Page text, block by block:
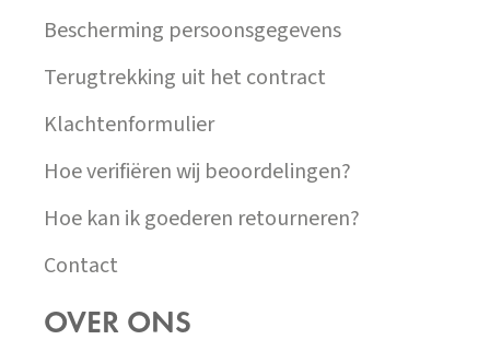
Bescherming persoonsgegevens
Terugtrekking uit het contract
Klachtenformulier
Hoe verifiëren wij beoordelingen?
Hoe kan ik goederen retourneren?
Contact
OVER ONS